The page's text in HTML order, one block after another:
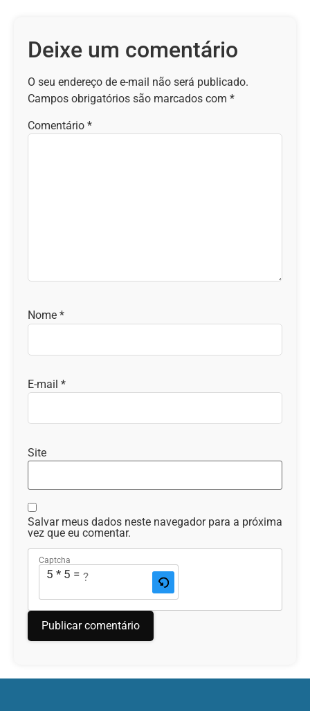
Deixe um comentário
O seu endereço de e-mail não será publicado.
Campos obrigatórios são marcados com *
Comentário *
Nome *
E-mail *
Site
Salvar meus dados neste navegador para a próxima
vez que eu comentar.
Captcha
5 * 5 = ?